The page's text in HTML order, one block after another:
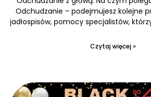
Odchudzanie – podejmujesz kolejne
jadłospisów, pomocy specjalistów,
Czytaj więcej »